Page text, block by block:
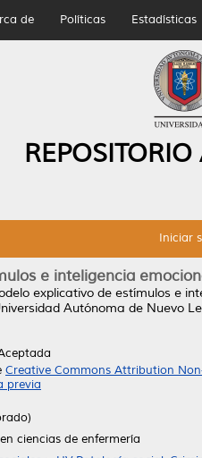
de Políticas Estadísticas
Iniciar
e inteligencia
explicativo de estímulos e
Autónoma de Nuevo
Creative Commons Attribution
previa
ciencias de enfermería